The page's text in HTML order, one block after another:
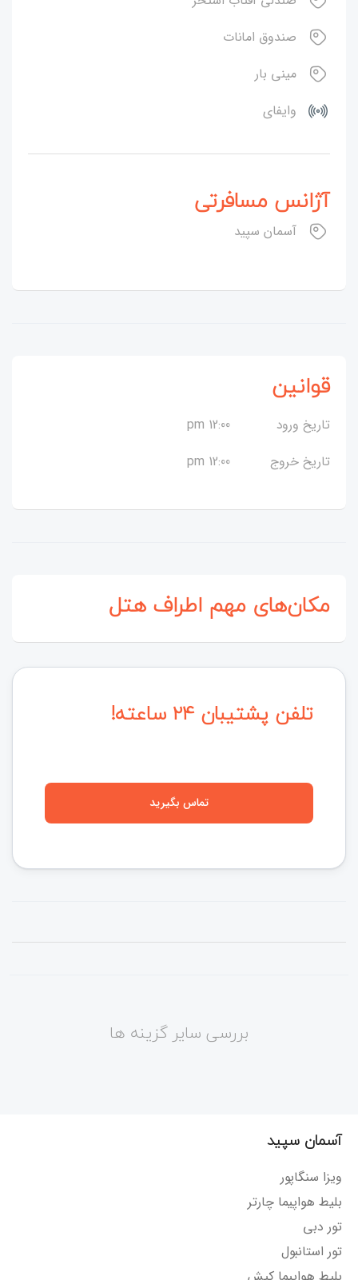
صندوق امانات
مینی بار
وایفای
آژانس مسافرتی
آسمان سپید
قوانین
تاریخ ورود
12:00 pm
تاریخ خروج
12:00 pm
مکان‌های مهم اطراف هتل
تلفن پشتیبان ۲۴ ساعته!
تماس بگیرید
بررسی سایر گزینه ها
آسمان سپید
ویزا سنگاپور
بلیط هواپیما چارتر
تور دبی
تور استانبول